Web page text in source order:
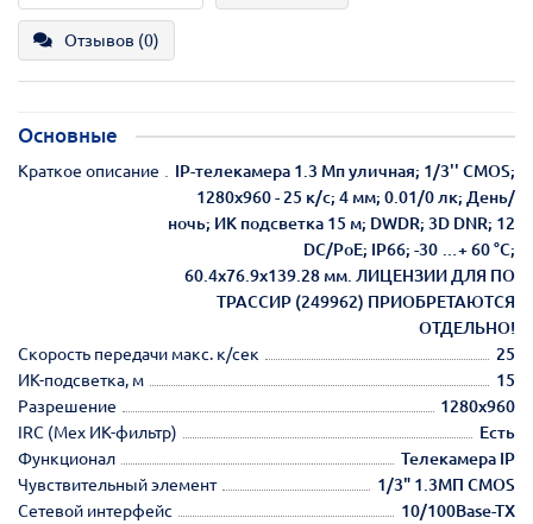
Отзывов (0)
Основные
Краткое описание
IP-телекамера 1.3 Мп уличная; 1/3'' CMOS;
1280х960 - 25 к/с; 4 мм; 0.01/0 лк; День/
ночь; ИК подсветка 15 м; DWDR; 3D DNR; 12
DC/PoE; IP66; -30 …+ 60 °С;
60.4x76.9x139.28 мм. ЛИЦЕНЗИИ ДЛЯ ПО
ТРАССИР (249962) ПРИОБРЕТАЮТСЯ
ОТДЕЛЬНО!
Скорость передачи макс. к/сек
25
ИК-подсветка, м
15
Разрешение
1280х960
IRC (Мех ИК-фильтр)
Есть
Функционал
Телекамера IP
Чувствительный элемент
1/3" 1.3МП CMOS
Сетевой интерфейс
10/100Base-TX